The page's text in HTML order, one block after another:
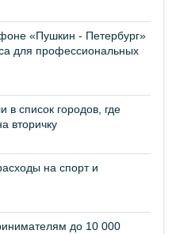
«Пушкин - Петербург»
для профессиональных
в список городов, где
вторичку
на спорт и
до 10 000